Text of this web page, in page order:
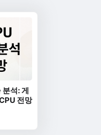
석: 게
전망